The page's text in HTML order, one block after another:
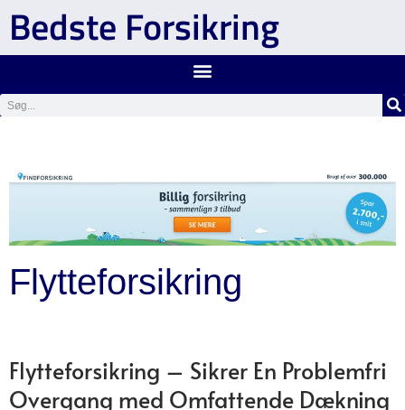
Bedste Forsikring
Flytteforsikring
Flytteforsikring – Sikrer En Problemfri
Overgang med Omfattende Dækning